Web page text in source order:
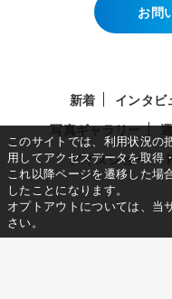
お問
新着 インタビ
写真ギャラリー
アイスショー
このサイトでは、利用状況の
用してアクセスデータを取得
これ以降ページを遷移した場
したことになります。
オプトアウトについては、当
さい。